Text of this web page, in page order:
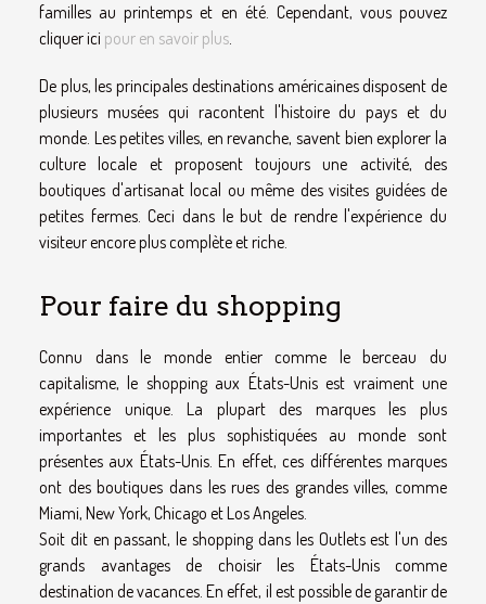
familles au printemps et en été. Cependant, vous pouvez
cliquer ici pour en savoir plus.
De plus, les principales destinations américaines disposent de
plusieurs musées qui racontent l'histoire du pays et du
monde. Les petites villes, en revanche, savent bien explorer la
culture locale et proposent toujours une activité, des
boutiques d'artisanat local ou même des visites guidées de
petites fermes. Ceci dans le but de rendre l'expérience du
visiteur encore plus complète et riche.
Pour faire du shopping
Connu dans le monde entier comme le berceau du
capitalisme, le shopping aux États-Unis est vraiment une
expérience unique. La plupart des marques les plus
importantes et les plus sophistiquées au monde sont
présentes aux États-Unis. En effet, ces différentes marques
ont des boutiques dans les rues des grandes villes, comme
Miami, New York, Chicago et Los Angeles.
Soit dit en passant, le shopping dans les Outlets est l'un des
grands avantages de choisir les États-Unis comme
destination de vacances. En effet, il est possible de garantir de